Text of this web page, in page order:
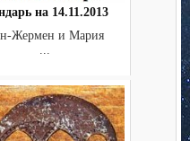
на 14.11.2013
Жермен и Мария
...